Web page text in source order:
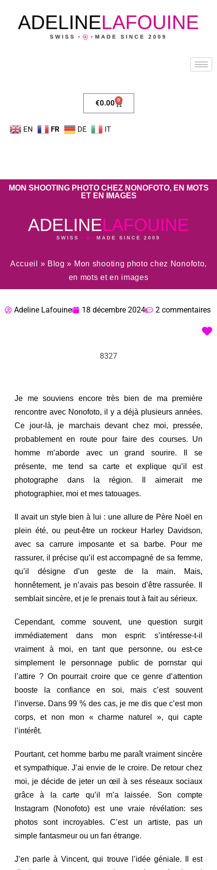
€0.00 0
EN FR DE IT
MON SHOOTING PHOTO CHEZ NONOFOTO, EN MOTS
ET EN IMAGES
Accueil » Blog » Mon shooting photo chez Nonofoto,
en mots et en images
Adeline Lafouine 18 décembre 2024 2 commentaires
8327
Je me souviens encore très bien de ma première
rencontre avec Nonofoto, il y a déjà plusieurs années.
Ce jour-là, je marchais devant chez moi, pressée,
probablement en route pour faire des courses. Un
homme m’aborde avec un grand sourire. Il se
présente, me tend sa carte et explique qu’il est
photographe dans la région. Il aimerait me
photographier, moi et mes tatouages.
Il avait un style bien à lui : une allure de Père Noël en
plein été, ou peut-être un rockeur Harley Davidson,
avec sa carrure imposante et sa barbe. Pour me
rassurer, il précise qu’il est accompagné de sa femme,
qu’il désigne d’un geste de la main. Mais,
honnêtement, je n’avais pas besoin d’être rassurée. Il
semblait sincère, et je le prenais tout à fait au sérieux.
Cependant, comme souvent, une question surgit
immédiatement dans mon esprit: s’intéresse-t-il
vraiment à moi, en tant que personne, ou est-ce
simplement le personnage public de pornstar qui
l’attire ? On pourrait croire que ce genre d’attention
booste la confiance en soi, mais c’est souvent
l’inverse. Dans 99 % des cas, je me dis que c’est mon
corps, et non mon « charme naturel », qui capte
l’intérêt.
Pourtant, cet homme barbu me paraît vraiment sincère
et sympathique. J’ai envie de le croire. De retour chez
moi, je décide de jeter un œil à ses réseaux sociaux
grâce à la carte qu’il m’a laissée. Son compte
Instagram (Nonofoto) est une vraie révélation: ses
photos sont incroyables. C’est un artiste, pas un
simple fantasmeur ou un fan étrange.
J’en parle à Vincent, qui trouve l’idée géniale. Il est